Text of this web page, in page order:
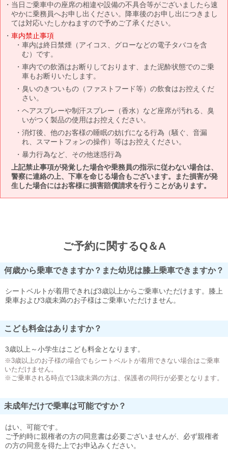
当日ご乗車中の座席の相違や設備の不具合等がございましたら速
やかに乗務員へお申し出ください。降車後のお申し出につきまし
ては対応いたしかねますので予めご了承ください。
車内禁止事項
車内は終日禁煙（アイコス、グローなどの電子タバコを含
む）です。
車内での飲酒はお断りしております、また泥酔状態でのご乗
車もお断りいたします。
臭いのきついもの（ファストフード等）の飲食はお控えくだ
さい。
ヘアスプレーや制汗スプレー（香水）など座席が汚れる、臭
いがつく製品の使用はお控えください。
消灯後、他のお客様の睡眠の妨げになる行為（騒ぐ、音漏
れ、スマートフォンの操作）等はお控えください。
暴力行為など、その他迷惑行為
上記禁止事項が発覚した場合や乗務員の指示に従わない場合は、
警察に連絡の上、下車を命じる場合もございます。また損害が発
生した場合にはお客様に損害賠償請求を行うことがあります。
ご予約に関するQ＆A
何歳から乗車できますか？また幼児は膝上乗車できますか？
シートベルトが着用できれば3歳以上からご乗車いただけます。膝上
乗車および3歳未満のお子様はご乗車いただけません。
こども料金はありますか？
3歳以上～小学生はこども料金となります。
※3歳以上のお子様の場合でもシートベルトが着用できない場合はご乗車
いただけません。
※ご乗車される時点で13歳未満の方は、保護者の同行が必要となります。
未成年だけで乗車は可能ですか？
はい、可能です。
ご予約時に親権者の方の同意書は必要ございませんが、必ず親権者
の方の同意を得た上でお申込みください。